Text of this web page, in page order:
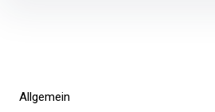
Allgemein